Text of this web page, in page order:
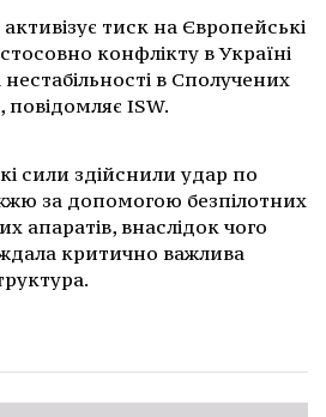
тиск на Європейські
конфлікту в Україні
в Сполучених
повідомляє ISW.
сили здійснили удар по
за допомогою безпілотних
апаратів, внаслідок чого
критично важлива